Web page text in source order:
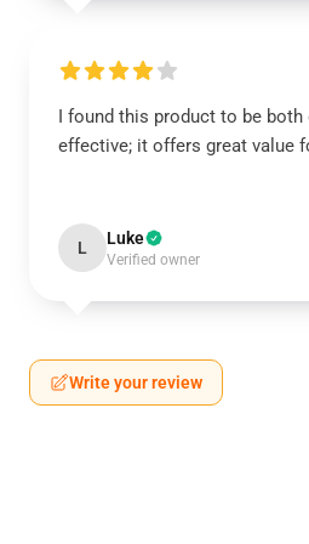
I found this product to be both
effective; it offers great value
L Luke
Verified owner
Write your review